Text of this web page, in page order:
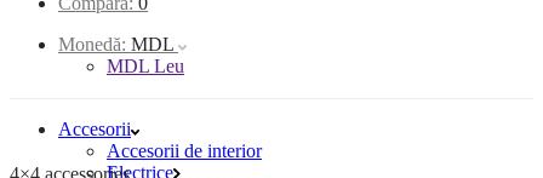
Monedă: MDL
MDL Leu
Accesorii
Accesorii de interior
Electrice
4×4 accessories